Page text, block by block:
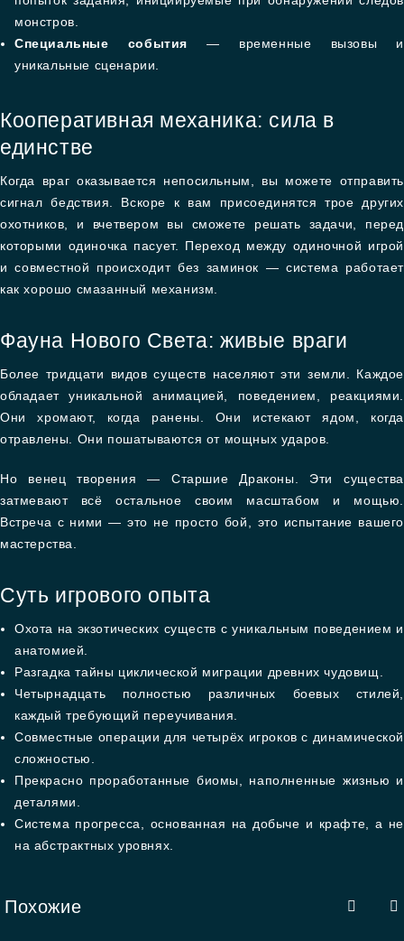
монстров.
Специальные события — временные вызовы и
уникальные сценарии.
Кооперативная механика: сила в
единстве
Когда враг оказывается непосильным, вы можете отправить
сигнал бедствия. Вскоре к вам присоединятся трое других
охотников, и вчетвером вы сможете решать задачи, перед
которыми одиночка пасует. Переход между одиночной игрой
и совместной происходит без заминок — система работает
как хорошо смазанный механизм.
Фауна Нового Света: живые враги
Более тридцати видов существ населяют эти земли. Каждое
обладает уникальной анимацией, поведением, реакциями.
Они хромают, когда ранены. Они истекают ядом, когда
отравлены. Они пошатываются от мощных ударов.
Но венец творения — Старшие Драконы. Эти существа
затмевают всё остальное своим масштабом и мощью.
Встреча с ними — это не просто бой, это испытание вашего
мастерства.
Суть игрового опыта
Охота на экзотических существ с уникальным поведением и
анатомией.
Разгадка тайны циклической миграции древних чудовищ.
Четырнадцать полностью различных боевых стилей,
каждый требующий переучивания.
Совместные операции для четырёх игроков с динамической
сложностью.
Прекрасно проработанные биомы, наполненные жизнью и
деталями.
Система прогресса, основанная на добыче и крафте, а не
на абстрактных уровнях.
Похожие